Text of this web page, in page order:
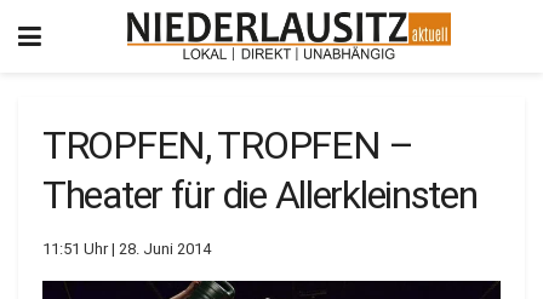
TROPFEN, TROPFEN –
Theater für die Allerkleinsten
11:51 Uhr | 28. Juni 2014